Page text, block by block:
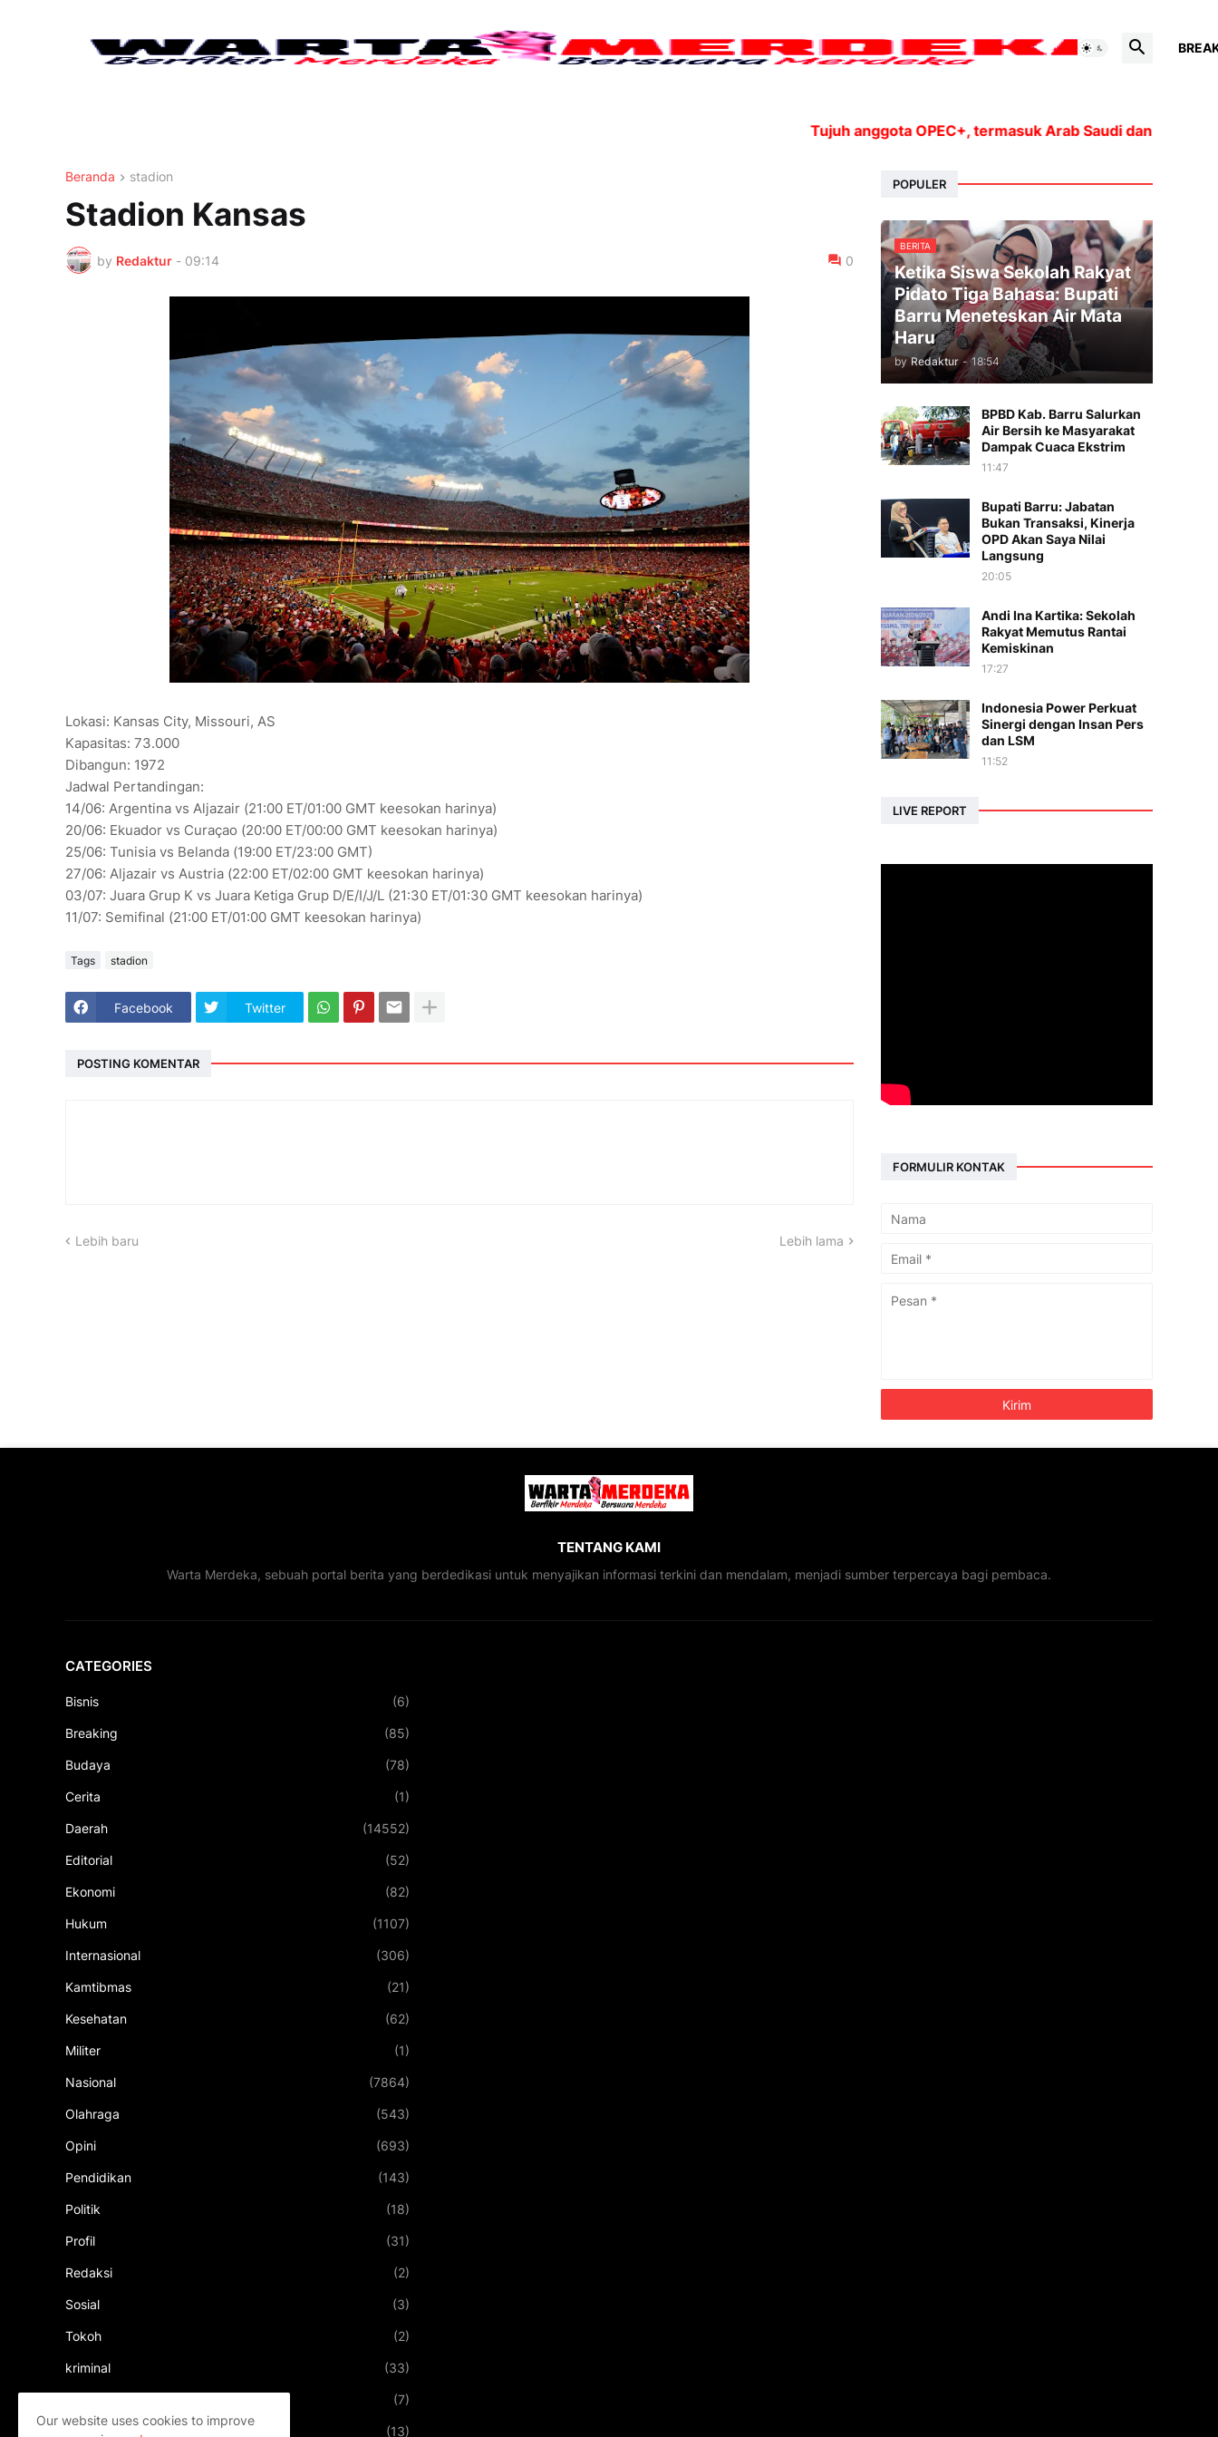
Tujuh anggota OPEC+, termasuk Arab Saudi dan Rusia,
Beranda stadion
Stadion Kansas
by Redaktur - 09:14 0
Lokasi: Kansas City, Missouri, AS
Kapasitas: 73.000
Dibangun: 1972
Jadwal Pertandingan:
14/06: Argentina vs Aljazair (21:00 ET/01:00 GMT keesokan harinya)
20/06: Ekuador vs Curaçao (20:00 ET/00:00 GMT keesokan harinya)
25/06: Tunisia vs Belanda (19:00 ET/23:00 GMT)
27/06: Aljazair vs Austria (22:00 ET/02:00 GMT keesokan harinya)
03/07: Juara Grup K vs Juara Ketiga Grup D/E/I/J/L (21:30 ET/01:30 GMT keesokan harinya)
11/07: Semifinal (21:00 ET/01:00 GMT keesokan harinya)
Tags stadion
Facebook Twitter
POSTING KOMENTAR
Lebih baru Lebih lama
POPULER
BERITA
Ketika Siswa Sekolah Rakyat
Pidato Tiga Bahasa: Bupati
Barru Meneteskan Air Mata
Haru
by Redaktur - 18:54
BPBD Kab. Barru Salurkan
Air Bersih ke Masyarakat
Dampak Cuaca Ekstrim
11:47
Bupati Barru: Jabatan
Bukan Transaksi, Kinerja
OPD Akan Saya Nilai
Langsung
20:05
Andi Ina Kartika: Sekolah
Rakyat Memutus Rantai
Kemiskinan
17:27
Indonesia Power Perkuat
Sinergi dengan Insan Pers
dan LSM
11:52
LIVE REPORT
FORMULIR KONTAK
TENTANG KAMI
Warta Merdeka, sebuah portal berita yang berdedikasi untuk menyajikan informasi terkini dan mendalam, menjadi sumber terpercaya bagi pembaca.
CATEGORIES
Bisnis (6)
Breaking (85)
Budaya (78)
Cerita (1)
Daerah (14552)
Editorial (52)
Ekonomi (82)
Hukum (1107)
Internasional (306)
Kamtibmas (21)
Kesehatan (62)
Militer (1)
Nasional (7864)
Olahraga (543)
Opini (693)
Pendidikan (143)
Politik (18)
Profil (31)
Redaksi (2)
Sosial (3)
Tokoh (2)
kriminal (33)
(7)
pariwisata (13)
Our website uses cookies to improve